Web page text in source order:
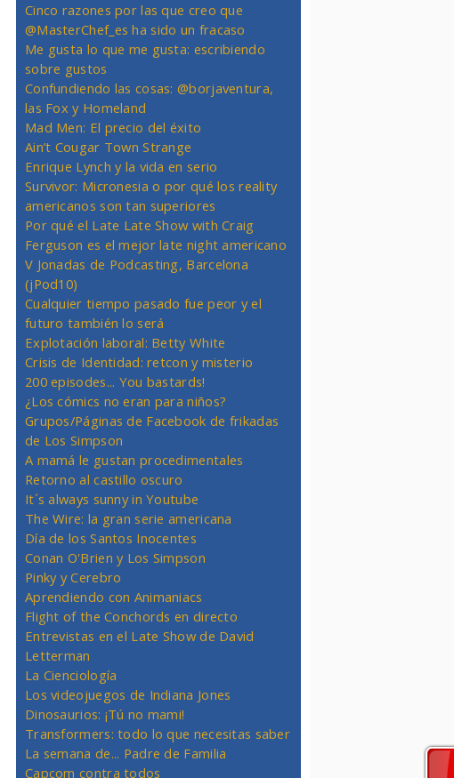
Cinco razones por las que creo que
@MasterChef_es ha sido un fracaso
Me gusta lo que me gusta: escribiendo
sobre gustos
Confundiendo las cosas: @borjaventura,
las Fox y Homeland
Mad Men: El precio del éxito
Ain’t Cougar Town Strange
Enrique Lynch y la vida en serio
Survivor: Micronesia o por qué los reality
americanos son tan superiores
Por qué el Late Late Show with Craig
Ferguson es el mejor late night americano
V Jonadas de Podcasting, Barcelona
(jPod10)
Cualquier tiempo pasado fue peor y el
futuro también lo será
Explotación laboral: Betty White
Crisis de Identidad: retcon y misterio
200 episodes... You bastards!
¿Los cómics no eran para niños?
Grupos/Páginas de Facebook de frikadas
de Los Simpson
A mamá le gustan procedimentales
Retorno al castillo oscuro
It´s always sunny in Youtube
The Wire: la gran serie americana
Día de los Santos Inocentes
Conan O'Brien y Los Simpson
Pinky y Cerebro
Aprendiendo con Animaniacs
Flight of the Conchords en directo
Entrevistas en el Late Show de David
Letterman
La Cienciología
Los videojuegos de Indiana Jones
Dinosaurios: ¡Tú no mami!
Transformers: todo lo que necesitas saber
La semana de... Padre de Familia
Capcom contra todos